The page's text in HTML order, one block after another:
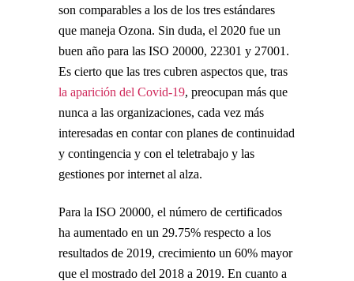
son comparables a los de los tres estándares
que maneja Ozona. Sin duda, el 2020 fue un
buen año para las ISO 20000, 22301 y 27001.
Es cierto que las tres cubren aspectos que, tras
la aparición del Covid-19, preocupan más que
nunca a las organizaciones, cada vez más
interesadas en contar con planes de continuidad
y contingencia y con el teletrabajo y las
gestiones por internet al alza.
Para la ISO 20000, el número de certificados
ha aumentado en un 29.75% respecto a los
resultados de 2019, crecimiento un 60% mayor
que el mostrado del 2018 a 2019. En cuanto a